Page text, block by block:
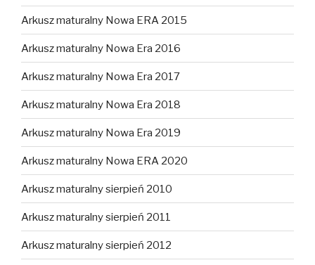
Arkusz maturalny Nowa ERA 2015
Arkusz maturalny Nowa Era 2016
Arkusz maturalny Nowa Era 2017
Arkusz maturalny Nowa Era 2018
Arkusz maturalny Nowa Era 2019
Arkusz maturalny Nowa ERA 2020
Arkusz maturalny sierpień 2010
Arkusz maturalny sierpień 2011
Arkusz maturalny sierpień 2012